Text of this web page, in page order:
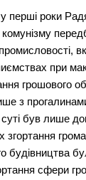
перші роки
при
грошового
з
суті був лише
сфери